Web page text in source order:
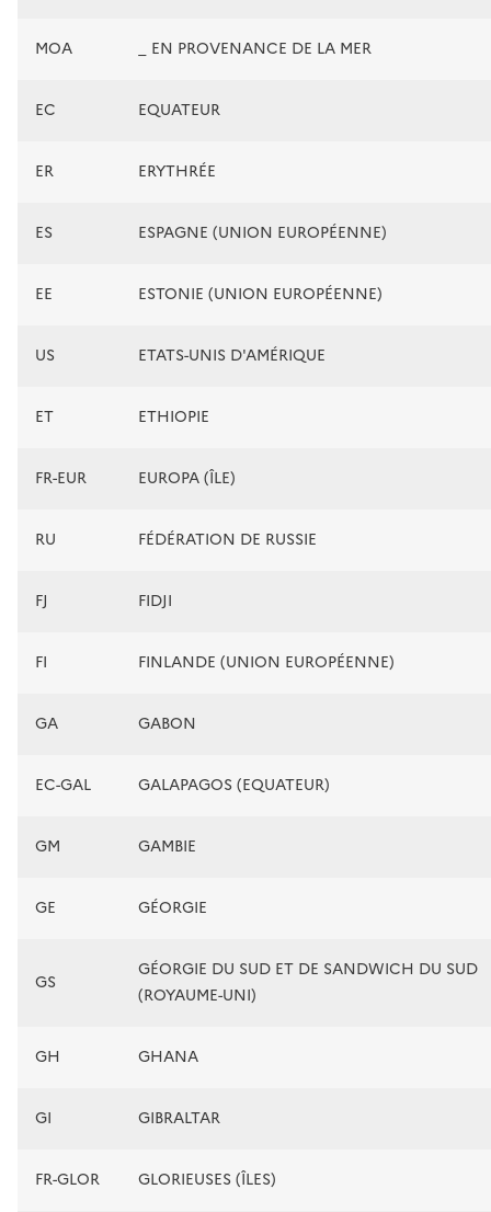
MOA _ EN PROVENANCE DE LA MER
EC EQUATEUR
ER ERYTHRÉE
ES ESPAGNE (UNION EUROPÉENNE)
EE ESTONIE (UNION EUROPÉENNE)
US ETATS-UNIS D'AMÉRIQUE
ET ETHIOPIE
FR-EUR EUROPA (ÎLE)
RU FÉDÉRATION DE RUSSIE
FJ FIDJI
FI FINLANDE (UNION EUROPÉENNE)
GA GABON
EC-GAL GALAPAGOS (EQUATEUR)
GM GAMBIE
GE GÉORGIE
GS
GÉORGIE DU SUD ET DE SANDWICH DU SUD
(ROYAUME-UNI)
GH GHANA
GI GIBRALTAR
FR-GLOR GLORIEUSES (ÎLES)